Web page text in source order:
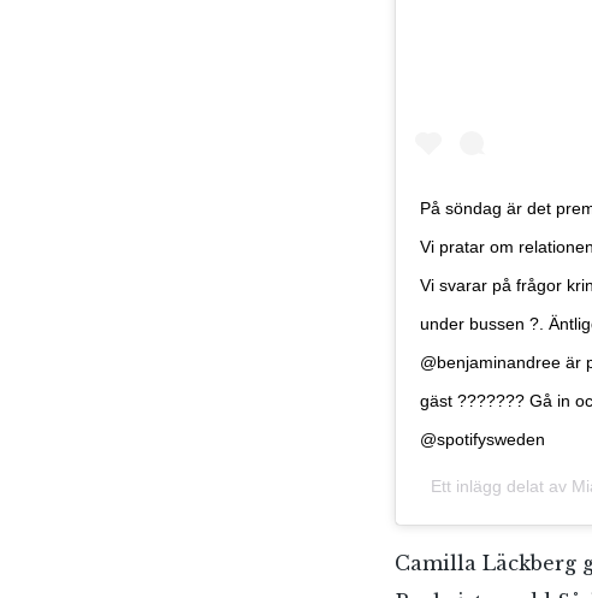
På söndag är det
Vi pratar om
Vi svarar på frågor
under bussen ?.
@benjaminandree är
gäst ??????? Gå in
@spotifysweden
Ett inlägg delat av
Camilla Läckberg